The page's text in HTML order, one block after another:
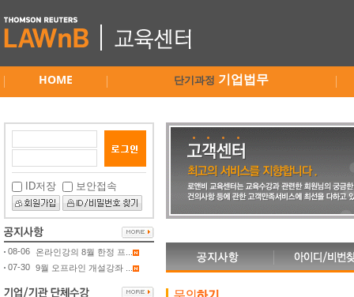
HOME 단기과정 기업법무
ID저장 보안접속
08-06
온라인강의 8월 한정 프...
07-30 9월 오프라인 개설강좌 ...